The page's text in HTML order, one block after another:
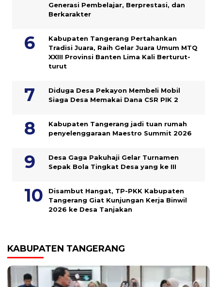
Generasi Pembelajar, Berprestasi, dan
Berkarakter
Kabupaten Tangerang Pertahankan
Tradisi Juara, Raih Gelar Juara Umum MTQ
XXIII Provinsi Banten Lima Kali Berturut-
turut
Diduga Desa Pekayon Membeli Mobil
Siaga Desa Memakai Dana CSR PIK 2
Kabupaten Tangerang jadi tuan rumah
penyelenggaraan Maestro Summit 2026
Desa Gaga Pakuhaji Gelar Turnamen
Sepak Bola Tingkat Desa yang ke III
Disambut Hangat, TP-PKK Kabupaten
Tangerang Giat Kunjungan Kerja Binwil
2026 ke Desa Tanjakan
KABUPATEN TANGERANG